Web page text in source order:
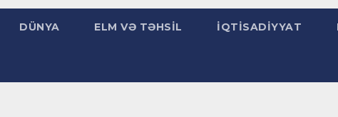
DÜNYA ELM VƏ TƏHSİL İQTİSADİYYAT